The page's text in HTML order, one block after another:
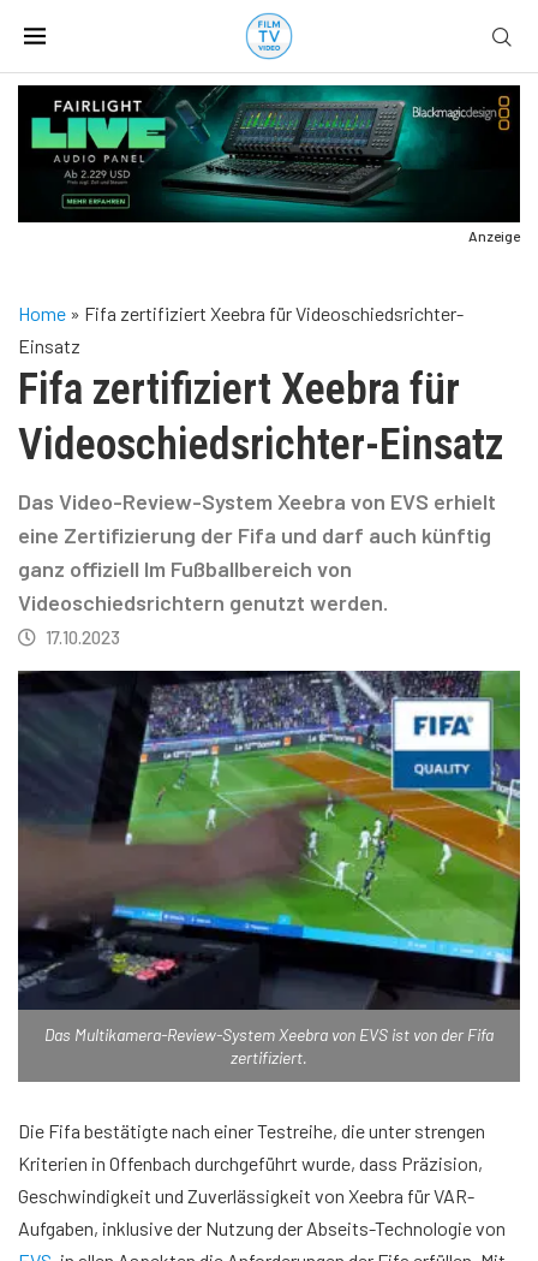
Anzeige
Home » Fifa zertifiziert Xeebra für Videoschiedsrichter-
Einsatz
Fifa zertifiziert Xeebra für
Videoschiedsrichter-Einsatz
Das Video-Review-System Xeebra von EVS erhielt
eine Zertifizierung der Fifa und darf auch künftig
ganz offiziell Im Fußballbereich von
Videoschiedsrichtern genutzt werden.
17.10.2023
Das Multikamera-Review-System Xeebra von EVS ist von der Fifa
zertifiziert.
Die Fifa bestätigte nach einer Testreihe, die unter strengen
Kriterien in Offenbach durchgeführt wurde, dass Präzision,
Geschwindigkeit und Zuverlässigkeit von Xeebra für VAR-
Aufgaben, inklusive der Nutzung der Abseits-Technologie von